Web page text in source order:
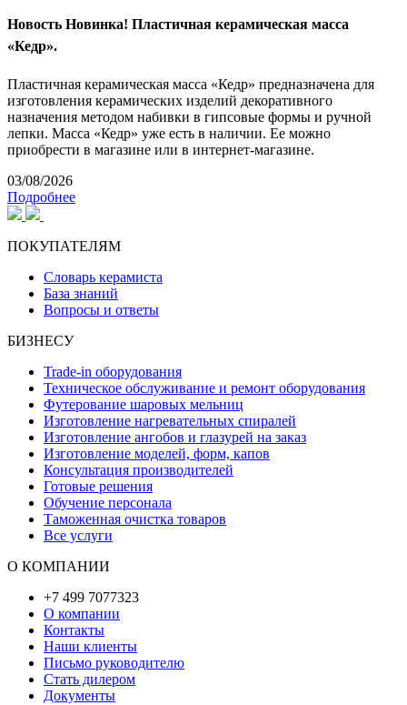
Новость Новинка! Пластичная керамическая масса
«Кедр».
Пластичная керамическая масса «Кедр» предназначена для
изготовления керамических изделий декоративного
назначения методом набивки в гипсовые формы и ручной
лепки. Масса «Кедр» уже есть в наличии. Ее можно
приобрести в магазине или в интернет-магазине.
03/08/2026
Подробнее
ПОКУПАТЕЛЯМ
Словарь керамиста
База знаний
Вопросы и ответы
БИЗНЕСУ
Trade-in оборудования
Техническое обслуживание и ремонт оборудования
Футерование шаровых мельниц
Изготовление нагревательных спиралей
Изготовление ангобов и глазурей на заказ
Изготовление моделей, форм, капов
Консультация производителей
Готовые решения
Обучение персонала
Таможенная очистка товаров
Все услуги
О КОМПАНИИ
+7 499 7077323
О компании
Контакты
Наши клиенты
Письмо руководителю
Стать дилером
Документы